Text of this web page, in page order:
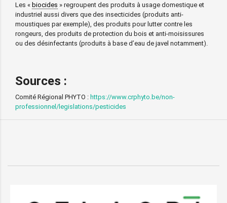
Les « biocides » regroupent des produits à usage domestique et
industriel aussi divers que des insecticides (produits anti-
moustiques par exemple), des produits pour lutter contre les
rongeurs, des produits de protection du bois et anti-moisissures
ou des désinfectants (produits à base d’eau de javel notamment).
Sources :
Comité Régional PHYTO : https://www.crphyto.be/non-
professionnel/legislations/pesticides